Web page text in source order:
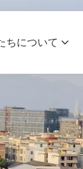
ちについて